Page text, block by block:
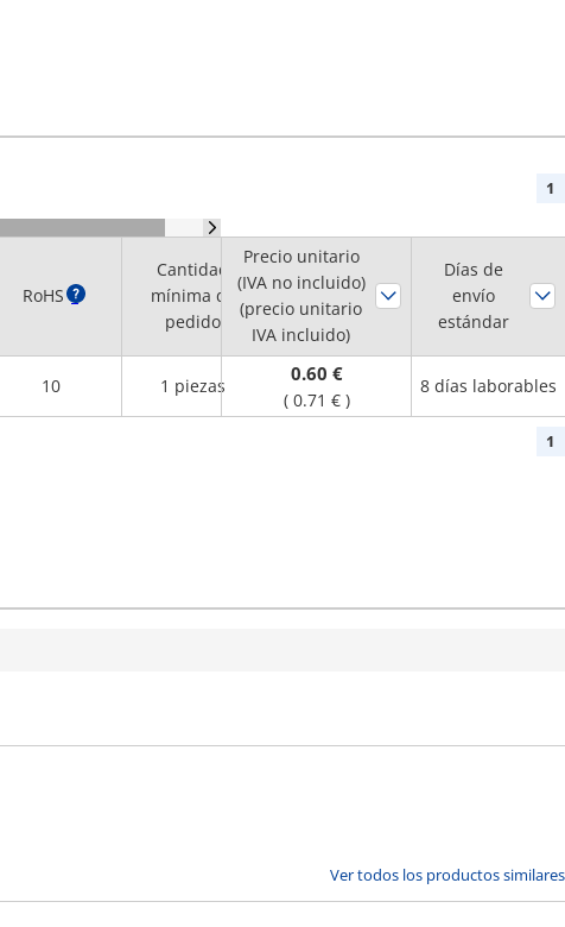
1
RoHS ?
Cantidad
mínima de
pedido
10 1 piezas
Precio unitario
(IVA no incluido)
(precio unitario
IVA incluido)
Días de
envío
estándar
0.60 €
( 0.71 € )
8 días laborables
1
Ver todos los productos similares